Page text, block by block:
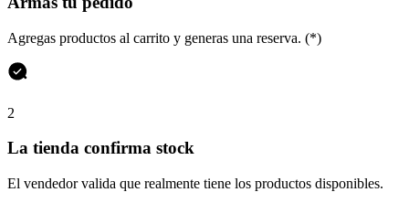
Agregas productos al carrito y generas una reserva. (*)
2
La tienda confirma stock
El vendedor valida que realmente tiene los productos disponibles.